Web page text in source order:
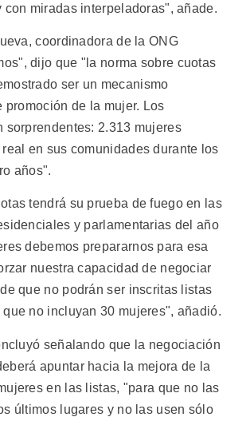
con miradas interpeladoras", añade.
coordinadora de la ONG
dijo que "la norma sobre cuotas
ser un mecanismo
promoción de la mujer. Los
sorprendentes: 2.313 mujeres
en sus comunidades durante los
años".
tendrá su prueba de fuego en las
y parlamentarias del año
debemos prepararnos para esa
nuestra capacidad de negociar
que no podrán ser inscritas listas
no incluyan 30 mujeres", añadió.
señalando que la negociación
apuntar hacia la mejora de la
en las listas, "para que no las
últimos lugares y no las usen sólo